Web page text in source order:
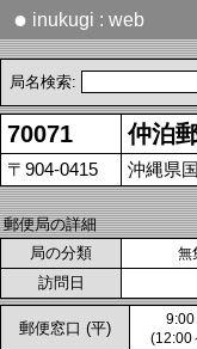
● inukugi : web
局名検索:
70071 仲泊
〒904-0415 沖縄県
郵便局の詳細
局の分類
無
訪問日
郵便窓口 (平)
(12:00